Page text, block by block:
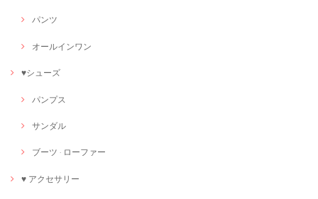
パンツ
オールインワン
♥シューズ
パンプス
サンダル
ブーツ · ローファー
♥ アクセサリー